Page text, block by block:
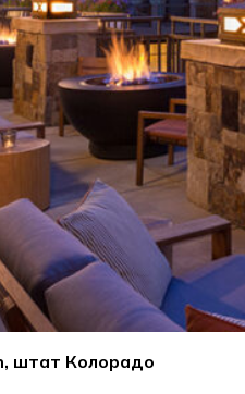
штат Колорадо